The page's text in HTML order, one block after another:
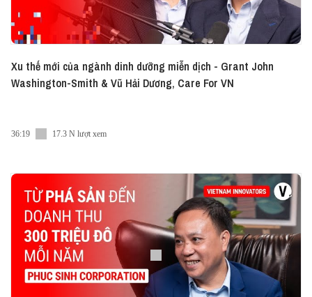
Xu thế mới của ngành dinh dưỡng miễn dịch - Grant John
Washington-Smith & Vũ Hải Dương, Care For VN
36:19 17.3 N lượt xem